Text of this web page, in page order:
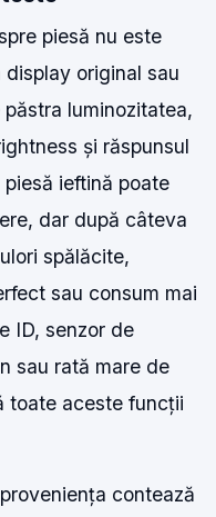
piesă nu este
original sau
luminozitatea,
și răspunsul
ieftină poate
dar după câteva
spălăcite,
sau consum mai
ID, senzor de
sau rată mare de
toate aceste funcții
contează